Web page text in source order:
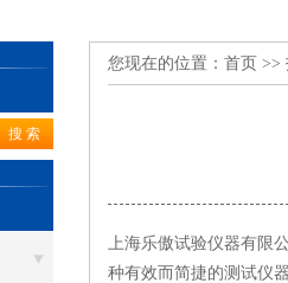
您现在的位置： 首页 >>
上海乐傲试验仪器有限
种有效而简捷的测试仪